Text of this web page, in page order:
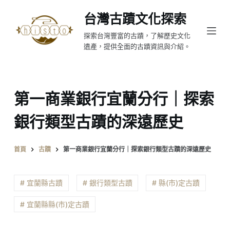
至
台灣古蹟文化探索
探索台灣豐富的古蹟，了解歷史文化
遺產，提供全面的古蹟資訊與介紹。
第一商業銀行宜蘭分行｜探索
銀行類型古蹟的深遠歷史
首頁 古蹟 第一商業銀行宜蘭分行｜探索銀行類型古蹟的深遠歷史
# 宜蘭縣古蹟 # 銀行類型古蹟 # 縣(市)定古蹟
# 宜蘭縣縣(市)定古蹟